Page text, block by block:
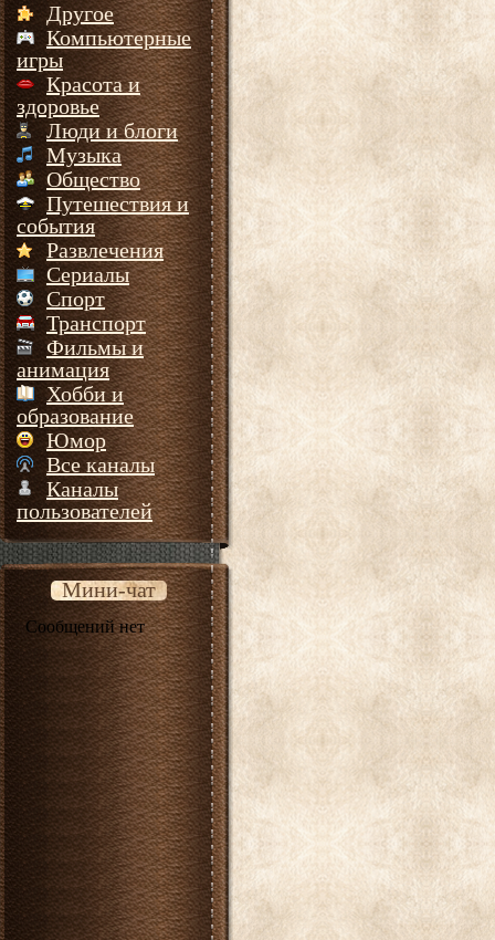
Другое
Компьютерные
игры
Красота и
здоровье
Люди и блоги
Музыка
Общество
Путешествия и
события
Развлечения
Сериалы
Спорт
Транспорт
Фильмы и
анимация
Хобби и
образование
Юмор
Все каналы
Каналы
пользователей
Мини-чат